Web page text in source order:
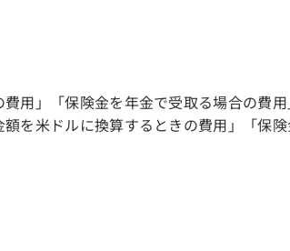
用」「保険金を年金で受取る場合の費用
を米ドルに換算するときの費用」「保